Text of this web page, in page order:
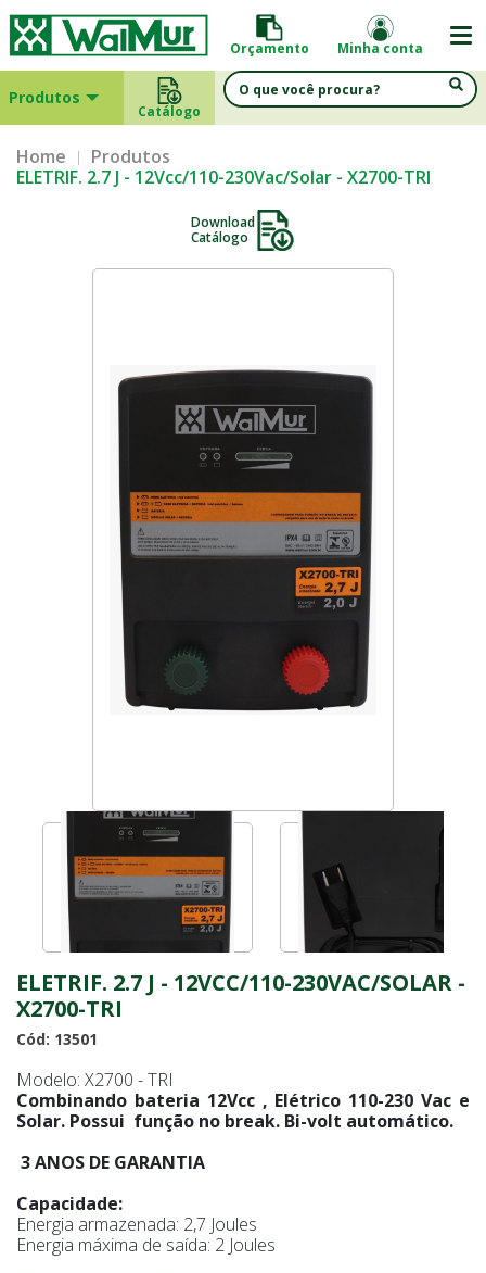
Orçamento Minha conta
Produtos
Catálogo
Home
Produtos
ELETRIF. 2.7 J - 12Vcc/110-230Vac/Solar - X2700-TRI
Download
Catálogo
ELETRIF. 2.7 J - 12VCC/110-230VAC/SOLAR -
X2700-TRI
Cód: 13501
Modelo: X2700 - TRI
Combinando bateria 12Vcc , Elétrico 110-230 Vac e
Solar. Possui função no break. Bi-volt automático.
3 ANOS DE GARANTIA
Capacidade:
Energia armazenada: 2,7 Joules
Energia máxima de saída: 2 Joules